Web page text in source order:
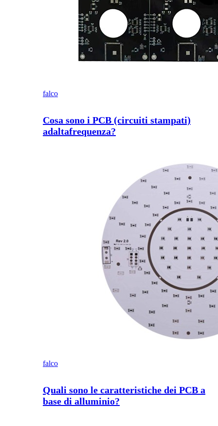
falco
Cosa sono i PCB (circuiti stampati)
adaltafrequenza?
falco
Quali sono le caratteristiche dei PCB a
base di alluminio?